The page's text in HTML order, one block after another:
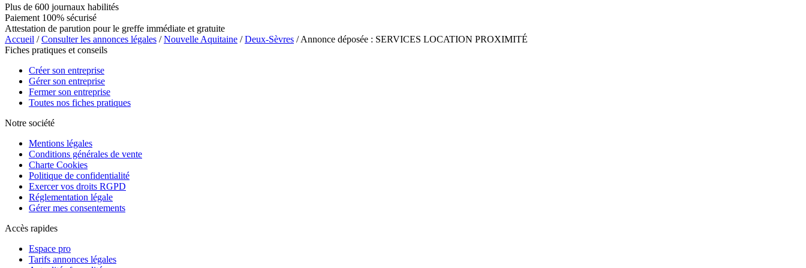
Plus de 600 journaux habilités
Paiement 100% sécurisé
Attestation de parution pour le greffe immédiate et gratuite
Accueil /Consulter les annonces légales /Nouvelle Aquitaine /Deux-Sèvres / Annonce déposée : SERVICES LOCATION PROXIMITÉ
Fiches pratiques et conseils
Créer son entreprise
Gérer son entreprise
Fermer son entreprise
Toutes nos fiches pratiques
Notre société
Mentions légales
Conditions générales de vente
Charte Cookies
Politique de confidentialité
Exercer vos droits RGPD
Réglementation légale
Gérer mes consentements
Accès rapides
Espace pro
Tarifs annonces légales